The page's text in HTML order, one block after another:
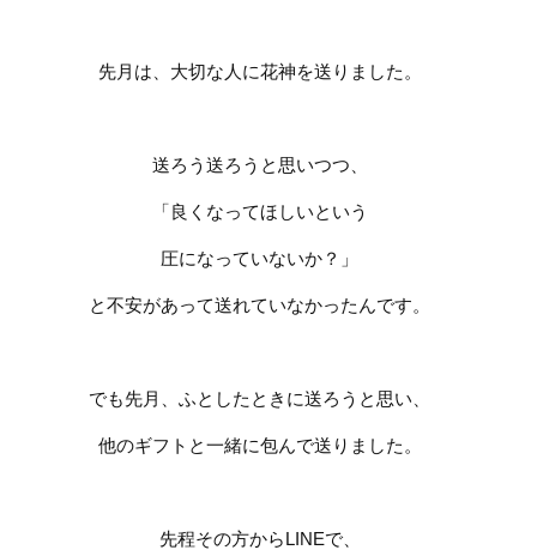
先月は、大切な人に花神を送りました。
送ろう送ろうと思いつつ、
「良くなってほしいという
圧になっていないか？」
と不安があって送れていなかったんです。
でも先月、ふとしたときに送ろうと思い、
他のギフトと一緒に包んで送りました。
先程その方からLINEで、